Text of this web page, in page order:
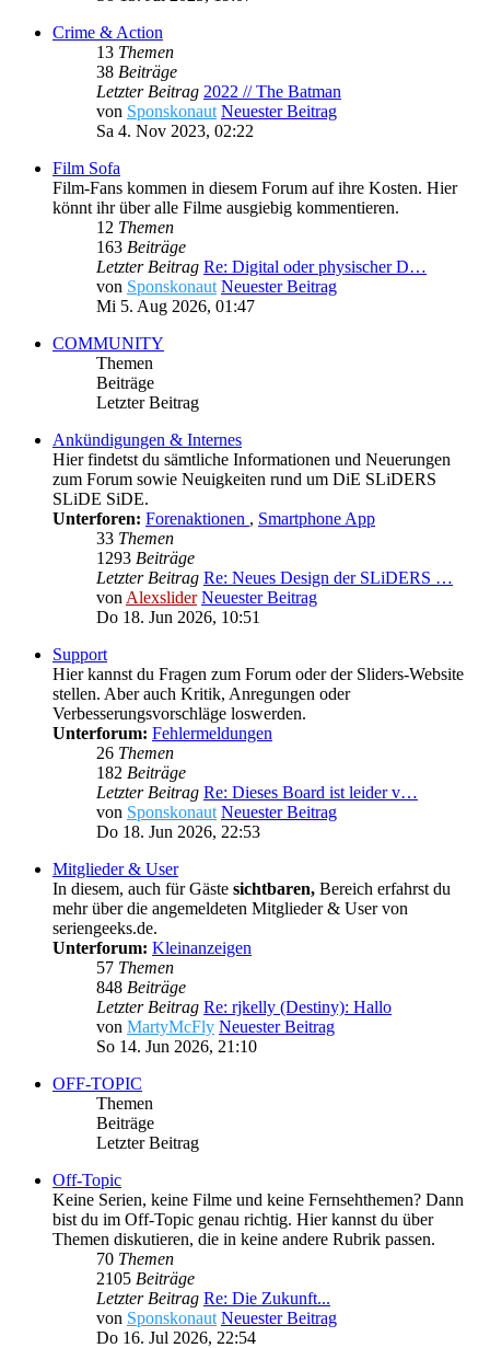
Crime & Action
13 Themen
38 Beiträge
Letzter Beitrag 2022 // The Batman
von Sponskonaut Neuester Beitrag
Sa 4. Nov 2023, 02:22
Film Sofa
Film-Fans kommen in diesem Forum auf ihre Kosten. Hier
könnt ihr über alle Filme ausgiebig kommentieren.
12 Themen
163 Beiträge
Letzter Beitrag Re: Digital oder physischer D…
von Sponskonaut Neuester Beitrag
Mi 5. Aug 2026, 01:47
COMMUNITY
Themen
Beiträge
Letzter Beitrag
Ankündigungen & Internes
Hier findetst du sämtliche Informationen und Neuerungen
zum Forum sowie Neuigkeiten rund um DiE SLiDERS
SLiDE SiDE.
Unterforen: Forenaktionen , Smartphone App
33 Themen
1293 Beiträge
Letzter Beitrag Re: Neues Design der SLiDERS …
von Alexslider Neuester Beitrag
Do 18. Jun 2026, 10:51
Support
Hier kannst du Fragen zum Forum oder der Sliders-Website
stellen. Aber auch Kritik, Anregungen oder
Verbesserungsvorschläge loswerden.
Unterforum: Fehlermeldungen
26 Themen
182 Beiträge
Letzter Beitrag Re: Dieses Board ist leider v…
von Sponskonaut Neuester Beitrag
Do 18. Jun 2026, 22:53
Mitglieder & User
In diesem, auch für Gäste sichtbaren, Bereich erfahrst du
mehr über die angemeldeten Mitglieder & User von
seriengeeks.de.
Unterforum: Kleinanzeigen
57 Themen
848 Beiträge
Letzter Beitrag Re: rjkelly (Destiny): Hallo
von MartyMcFly Neuester Beitrag
So 14. Jun 2026, 21:10
OFF-TOPIC
Themen
Beiträge
Letzter Beitrag
Off-Topic
Keine Serien, keine Filme und keine Fernsehthemen? Dann
bist du im Off-Topic genau richtig. Hier kannst du über
Themen diskutieren, die in keine andere Rubrik passen.
70 Themen
2105 Beiträge
Letzter Beitrag Re: Die Zukunft...
von Sponskonaut Neuester Beitrag
Do 16. Jul 2026, 22:54